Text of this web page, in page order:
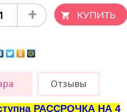
+
Отзывы
РАССРОЧКА НА 4